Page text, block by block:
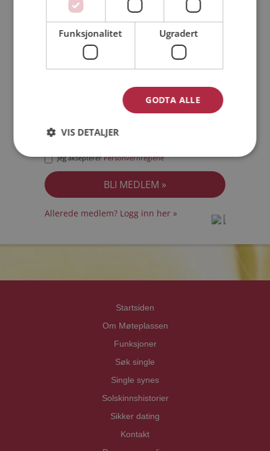
Jeg akseptererPersonvernreglene
Allerede medlem? Logg inn her »
Startsiden
Om Møteplassen
Funksjoner
Søk single
Single synes
Solskinnshistorier
Sikker dating
Kontakt
Funksjonalitet Ugradert
GODTA ALLE
VIS DETALJER